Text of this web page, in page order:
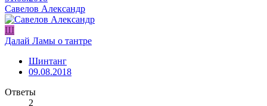
Савелов Александр
Ш
Далай Ламы о тантре
Шинтанг
09.08.2018
Ответы
2